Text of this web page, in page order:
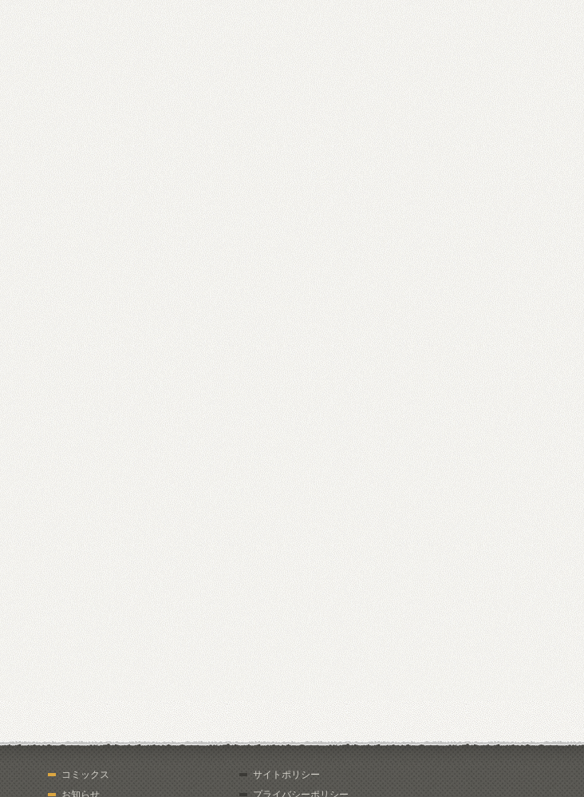
コミックス
お知らせ
サイトポリシー
プライバシーポリシー